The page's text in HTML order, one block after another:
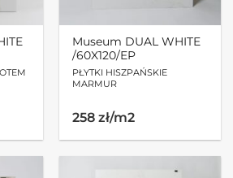
Museum DUAL WHITE
/60X120/EP
PŁYTKI HISZPAŃSKIE
MARMUR
258 zł/m2